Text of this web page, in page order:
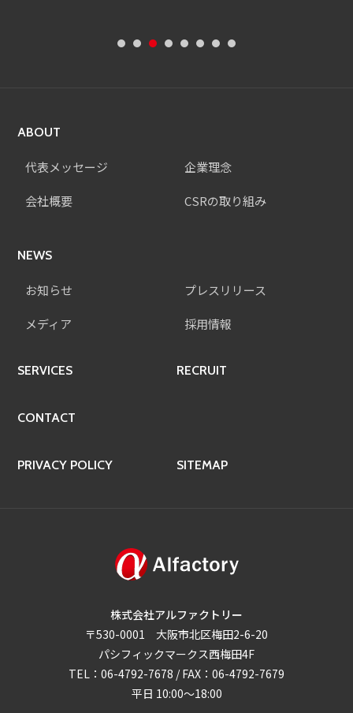
ABOUT
代表メッセージ 企業理念
会社概要 CSRの取り組み
NEWS
お知らせ プレスリリース
メディア 採用情報
SERVICES RECRUIT
CONTACT
PRIVACY POLICY SITEMAP
株式会社アルファクトリー
〒530-0001 大阪市北区梅田2-6-20
パシフィックマークス西梅田4F
TEL：06-4792-7678 / FAX：06-4792-7679
平日 10:00～18:00